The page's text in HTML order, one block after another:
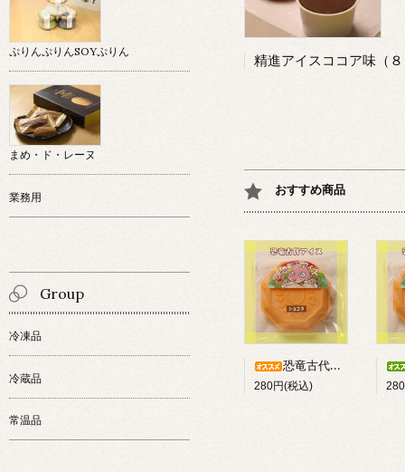
おすすめ商品
恐竜古代アイス「ショコラ」
280円(税込)
ぷりんぷりんSOYぷりん
まめ・ド・レーヌ
業務用
Group
冷凍品
冷蔵品
常温品